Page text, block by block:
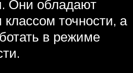
Они обладают
точности, а
в режиме